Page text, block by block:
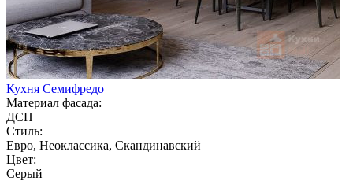
Кухня Семифредо
Материал фасада:
ДСП
Стиль:
Евро, Неоклассика, Скандинавский
Цвет:
Серый